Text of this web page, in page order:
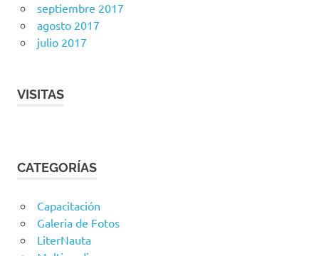
septiembre 2017
agosto 2017
julio 2017
VISITAS
CATEGORÍAS
Capacitación
Galeria de Fotos
LiterNauta